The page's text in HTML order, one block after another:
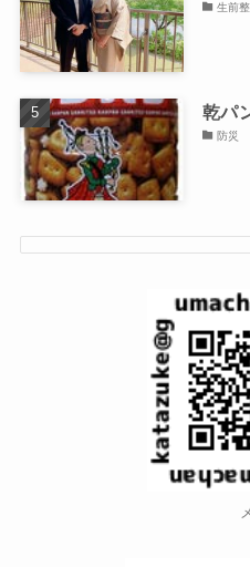
生前
乾パ
防災
メ